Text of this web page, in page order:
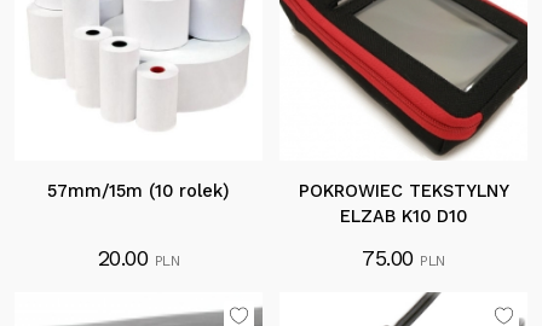
57mm/15m (10 rolek)
20.00 PLN
POKROWIEC TEKSTYLNY
ELZAB K10 D10
75.00 PLN